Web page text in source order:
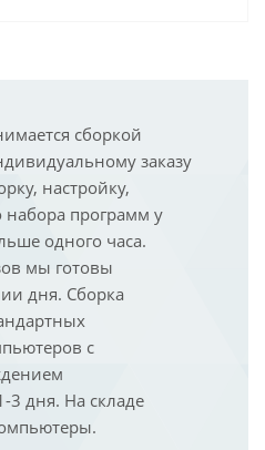
сборкой
заказу
настройку,
набора программ у
одного часа.
мы готовы
дня. Сборка
с
3 дня. На складе